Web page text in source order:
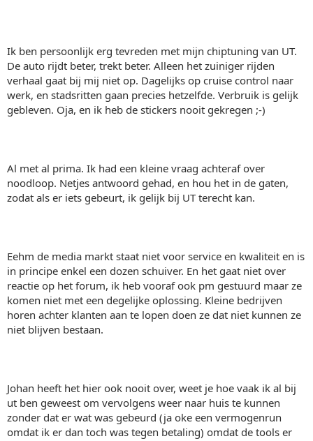
Ik ben persoonlijk erg tevreden met mijn chiptuning van UT.
De auto rijdt beter, trekt beter. Alleen het zuiniger rijden
verhaal gaat bij mij niet op. Dagelijks op cruise control naar
werk, en stadsritten gaan precies hetzelfde. Verbruik is gelijk
gebleven. Oja, en ik heb de stickers nooit gekregen ;-)
Al met al prima. Ik had een kleine vraag achteraf over
noodloop. Netjes antwoord gehad, en hou het in de gaten,
zodat als er iets gebeurt, ik gelijk bij UT terecht kan.
Eehm de media markt staat niet voor service en kwaliteit en is
in principe enkel een dozen schuiver. En het gaat niet over
reactie op het forum, ik heb vooraf ook pm gestuurd maar ze
komen niet met een degelijke oplossing. Kleine bedrijven
horen achter klanten aan te lopen doen ze dat niet kunnen ze
niet blijven bestaan.
Johan heeft het hier ook nooit over, weet je hoe vaak ik al bij
ut ben geweest om vervolgens weer naar huis te kunnen
zonder dat er wat was gebeurd (ja oke een vermogenrun
omdat ik er dan toch was tegen betaling) omdat de tools er